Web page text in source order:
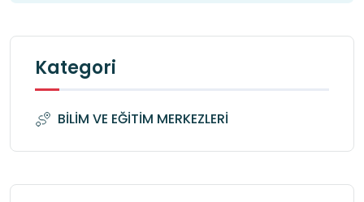
Kategori
BİLİM VE EĞİTİM MERKEZLERİ